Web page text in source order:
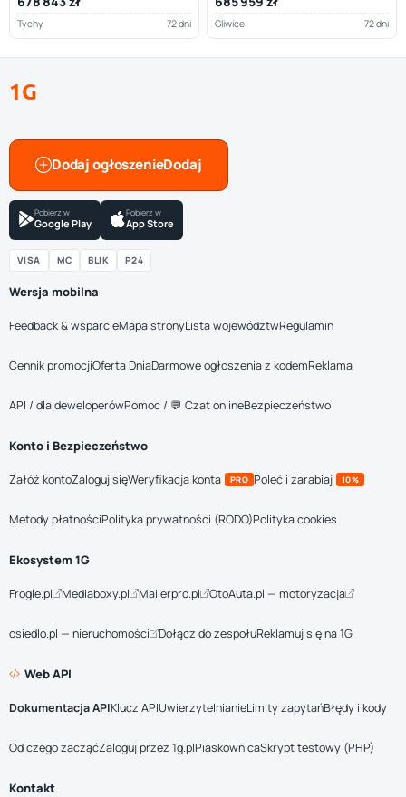
Tychy 72 dni Gliwice 72 dni
1G
Dodaj ogłoszenie
Pobierz w
Google Play
Pobierz w
App Store
VISA MC BLIK P24
Wersja mobilna
Feedback & wsparcieMapa stronyLista województwRegulamin
Cennik promocjiOferta DniaDarmowe ogłoszenia z kodemReklama
API / dla deweloperówPomoc / 💬 Czat onlineBezpieczeństwo
Konto i Bezpieczeństwo
Załóż kontoZaloguj sięWeryfikacja konta PRO Poleć i zarabiaj 10%
Metody płatnościPolityka prywatności (RODO)Polityka cookies
Ekosystem 1G
Frogle.pl Mediaboxy.pl Mailerpro.pl OtoAuta.pl — motoryzacja
osiedlo.pl — nieruchomości Dołącz do zespołuReklamuj się na 1G
Web API
Dokumentacja APIKlucz APIUwierzytelnianieLimity zapytańBłędy i kody
Od czego zacząćZaloguj przez 1g.plPiaskownicaSkrypt testowy (PHP)
Kontakt